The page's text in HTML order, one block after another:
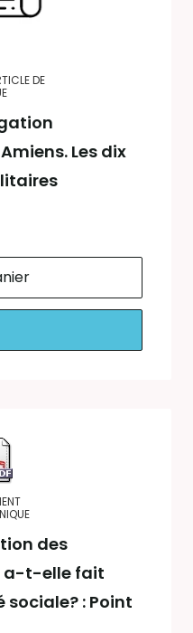
DE
Les dix
des
a-t-elle fait
: Point